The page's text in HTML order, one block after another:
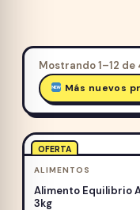
Precio
Sin categorizar
ACUARIO(57)
Mostrando 1–12
Más nuevos
OFERTA
ALIMENTOS
Alimento Equilibrio
3kg